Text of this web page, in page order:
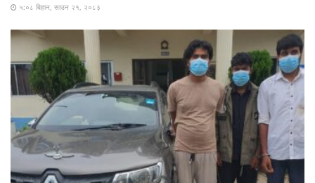
५:०८ बिहान, साउन २१, २०८३